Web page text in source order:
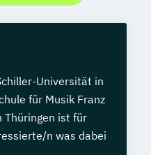
Universität in
für Musik Franz
Thüringen ist für
n was dabei